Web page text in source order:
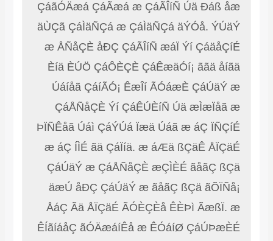
ÇáãÓÄæá ÇáÃæá æ ÇáÃÎíÑ Úä Ðáß åæ
äÙÇã ÇáÌäÑÇá æ ÇáÌäÑÇá äÝÓå. ÝÚäÝ
æ ÅÑåÇÈ åÐÇ ÇáÃÎíÑ æáÏ Ýí ÇáäåÇíÉ
Èíä ÈÚÖ ÇáÔÈÇÈ ÇáÊæäÓí¡ ããä åíãä
Úáíåã ÇáíÃÓ¡ ÊæÎí ÃÓáæÈ ÇáÚäÝ æ
ÇáÅÑåÇÈ Ýí ÇáÊÚÈíÑ Úä æÌæÏåã æ
ÞÏÑÊåã Úáì ÇáÝÚá Ïæä Úáã æ áÇ ÏÑÇíÉ
æ áÇ ÍÌÉ ãä ÇáÏíä. æ áÆä ßÇäÊ ÅÏÇäÉ
ÇáÚäÝ æ ÇáÅÑåÇÈ æÇÌÈÉ ãåãÇ ßÇä
äæÚ åÐÇ ÇáÚäÝ æ ãåãÇ ßÇä ãÕÏÑå¡
ÅáÇ Ãä ÅÏÇäÉ ÃÓÈÇÈå ÊÈÞì ÃæßÏ. æ
ÊÍãíáåÇ ãÓÄæáíÊå æ ÊÓáíØ ÇáÚÞæÈÉ